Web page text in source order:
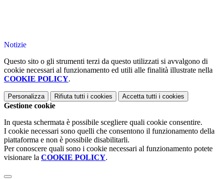
Notizie
Questo sito o gli strumenti terzi da questo utilizzati si avvalgono di
cookie necessari al funzionamento ed utili alle finalità illustrate nella
COOKIE POLICY.
Personalizza Rifiuta tutti i cookies Accetta tutti i cookies
Gestione cookie
In questa schermata è possibile scegliere quali cookie consentire.
I cookie necessari sono quelli che consentono il funzionamento della
piattaforma e non è possibile disabilitarli.
Per conoscere quali sono i cookie necessari al funzionamento potete
visionare la COOKIE POLICY.